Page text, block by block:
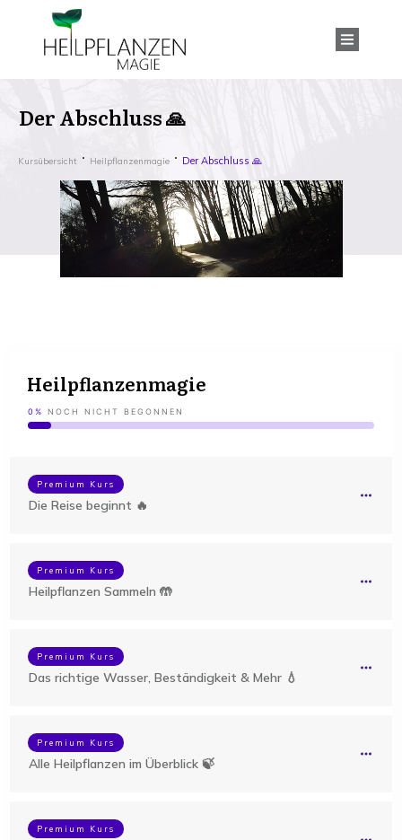
Der Abschluss 🙏
Kursübersicht Heilpflanzenmagie Der Abschluss 🙏
Heilpflanzenmagie
0% NOCH NICHT BEGONNEN
Premium Kurs
Die Reise beginnt 🔥
Premium Kurs
Heilpflanzen Sammeln 🤲
Premium Kurs
Das richtige Wasser, Beständigkeit & Mehr 💧
Premium Kurs
Alle Heilpflanzen im Überblick 🍃
Premium Kurs